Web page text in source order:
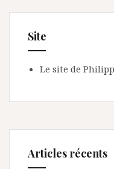
Site
Le site de
Articles récents